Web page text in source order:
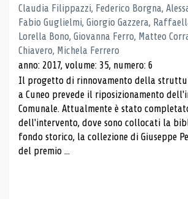
Claudia Filippazzi, Federico Borgna,
Fabio Guglielmi, Giorgio Gazzera,
Lorella Bono, Giovanna Ferro, Matteo
Chiavero, Michela Ferrero
anno: 2017, volume: 35, numero: 6
Il progetto di rinnovamento della
a Cuneo prevede il riposizionamento
Comunale. Attualmente è stato
dell'intervento, dove sono collocati la
fondo storico, la collezione di Giuseppe
del premio ...